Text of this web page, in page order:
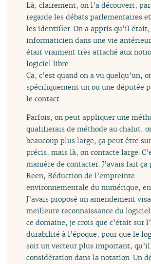
Là, clairement, on l’a découvert,
regarde les débats parlementaires
les identifier. On a appris qu’il
informaticien dans une vie
était vraiment très attaché aux
logiciel libre.
Ça, c’est quand on a vu quelqu’un,
spécifiquement un ou une députée
le contact.
Parfois, on peut appliquer une
qualifierais de méthode au chalut,
beaucoup plus large, ça peut être
précis, mais là, on contacte large.
manière de contacter. J’avais fait
Reen, Réduction de l’empreinte
environnementale du numérique, en
J’avais proposé un amendement
meilleure reconnaissance du
ce domaine, je crois que c’était sur
durabilité à l’époque, pour que le
soit un vecteur plus important,
considération dans la notation. Un